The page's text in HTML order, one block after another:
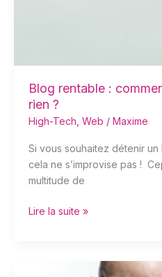
Blog rentable :
rien ?
High-Tech Web / Maxime
Si vous souhaitez détenir
cela ne s’improvise pas !
multitude de
Lire la suite »